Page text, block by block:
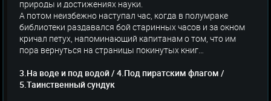
природы и достижениях науки.
А потом неизбежно наступал час, когда в полумраке
библиотеки раздавался бой старинных часов и за окном
кричал петух, напоминающий капитанам о том, что им
пора вернуться на страницы покинутых книг…
3.На воде и под водой / 4.Под пиратским флагом /
5.Таинственный сундук